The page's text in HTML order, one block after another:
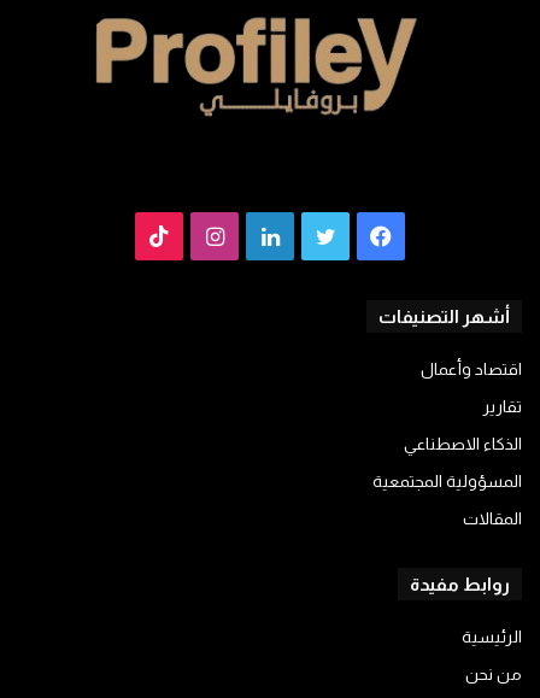
فيسبوكتويتر لينكدإن انستقرام
أشهر التصنيفات
اقتصاد وأعمال
تقارير
الذكاء الاصطناعي
المسؤولية المجتمعية
المقالات
روابط مفيدة
الرئيسية
من نحن